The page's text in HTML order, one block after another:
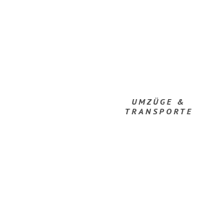
UMZÜGE &
TRANSPORTE